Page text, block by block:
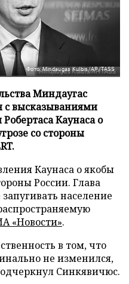
Фото: Mindaugas Kulbis/AP/TASS
Миндаугас
с высказываниями
Каунаса о
со стороны
Каунаса о якобы
России. Глава
население
«Новости».
в том, что
не изменился,
Синкявичюс.